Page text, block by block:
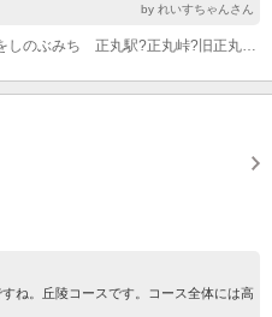
by れいすちゃんさん
ね。丘陵コースです。コース全体には高